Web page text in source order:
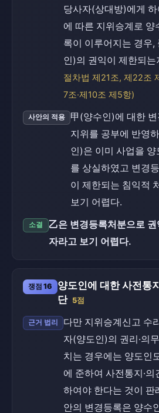
당사자(상대방)에게
에 따른 지위승계로 양
록이 이루어지는 경우,
인)의 권익이 제한되는
절차법 제21조, 제22조
7조·제10조 제5항)
사안의 적용
甲(양수인)에 대한
지위를 공부에 반영
인)은 이미 사업을
를 상실하였고 변경
이 제한되는 침익적
보기 어렵다.
소결
乙은 변경등록처분으로
자라고 보기 어렵다.
쟁점 16
양도인에 대한 사전통
단 5점
근거 법리
다만 지위승계신고 수
자(양도인)의 권리·의
치는 경우에는 양도인
에 준하여 사전통지·
하여야 한다는 것이 판
안의 변경등록은 양수